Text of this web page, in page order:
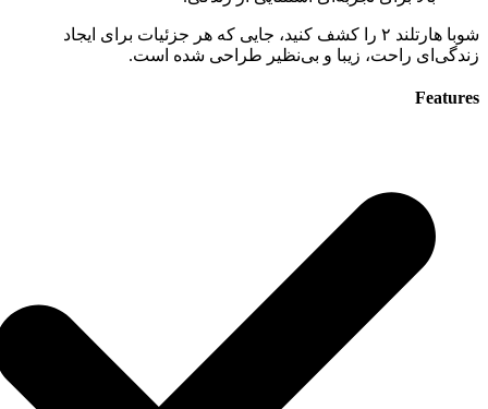
شوبا هارتلند ۲ را کشف کنید، جایی که هر جزئیات برای ایجاد
زندگی‌ای راحت، زیبا و بی‌نظیر طراحی شده است.
Features